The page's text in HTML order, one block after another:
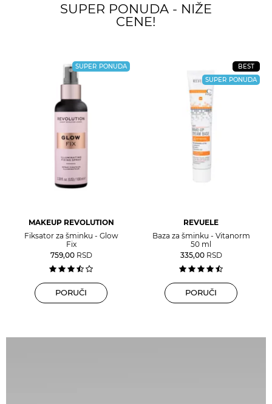
SUPER PONUDA - NIŽE
CENE!
SUPER PONUDA
MAKEUP REVOLUTION
Fiksator za šminku - Glow
Fix
759,00 RSD
PORUČI
BEST
SUPER PONUDA
REVUELE
Baza za šminku - Vitanorm
50 ml
335,00 RSD
PORUČI